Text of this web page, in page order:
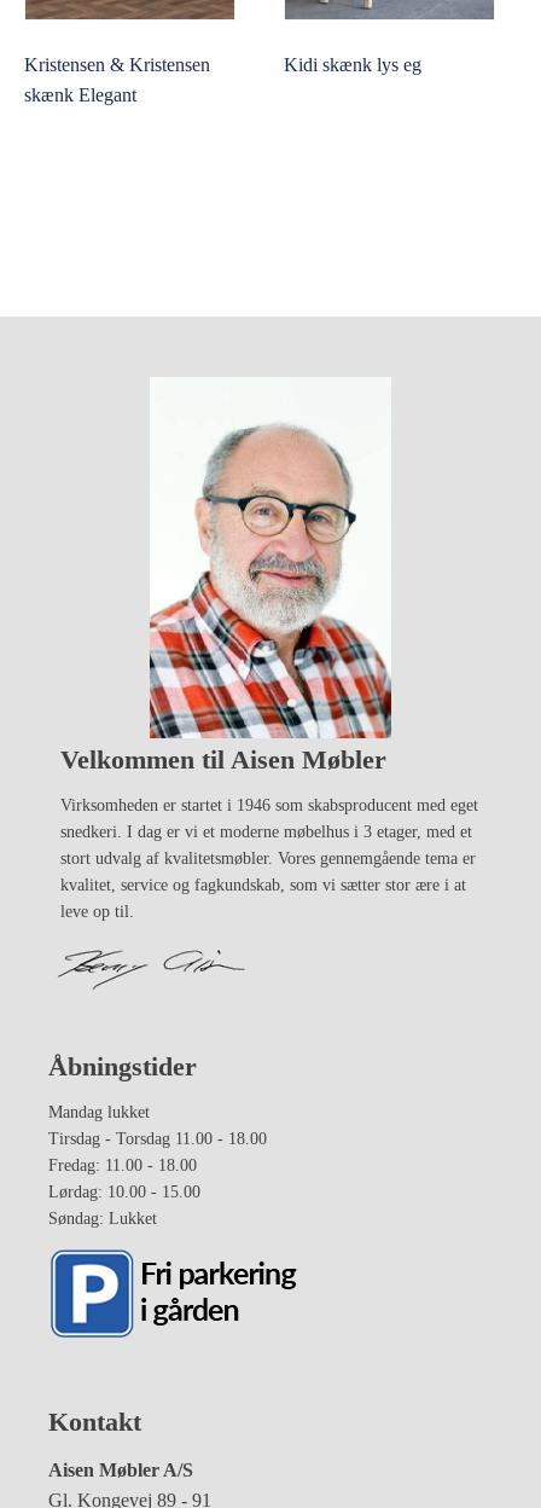
Kristensen & Kristensen
skænk Elegant
Kidi skænk lys eg
Velkommen til Aisen Møbler
Virksomheden er startet i 1946 som skabsproducent med eget
snedkeri. I dag er vi et moderne møbelhus i 3 etager, med et
stort udvalg af kvalitetsmøbler. Vores gennemgående tema er
kvalitet, service og fagkundskab, som vi sætter stor ære i at
leve op til.
Åbningstider
Mandag lukket
Tirsdag - Torsdag 11.00 - 18.00
Fredag: 11.00 - 18.00
Lørdag: 10.00 - 15.00
Søndag: Lukket
Kontakt
Aisen Møbler A/S
Gl. Kongevej 89 - 91